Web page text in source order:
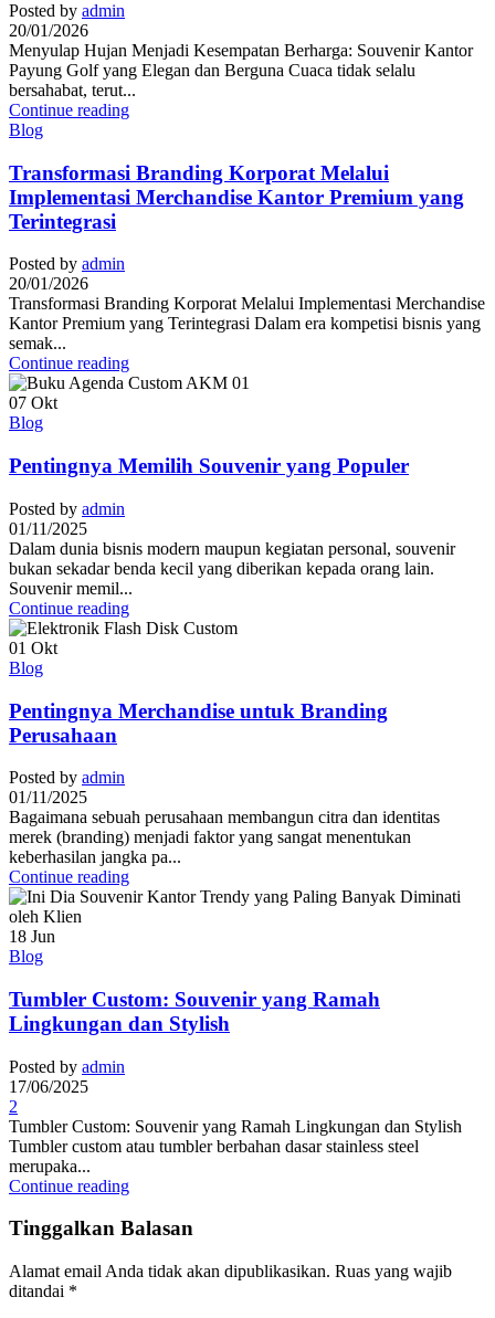
Posted by admin
20/01/2026
Menyulap Hujan Menjadi Kesempatan Berharga: Souvenir Kantor
Payung Golf yang Elegan dan Berguna Cuaca tidak selalu
bersahabat, terut...
Continue reading
Blog
Transformasi Branding Korporat Melalui
Implementasi Merchandise Kantor Premium yang
Terintegrasi
Posted by admin
20/01/2026
Transformasi Branding Korporat Melalui Implementasi Merchandise
Kantor Premium yang Terintegrasi Dalam era kompetisi bisnis yang
semak...
Continue reading
07 Okt
Blog
Pentingnya Memilih Souvenir yang Populer
Posted by admin
01/11/2025
Dalam dunia bisnis modern maupun kegiatan personal, souvenir
bukan sekadar benda kecil yang diberikan kepada orang lain.
Souvenir memil...
Continue reading
01 Okt
Blog
Pentingnya Merchandise untuk Branding
Perusahaan
Posted by admin
01/11/2025
Bagaimana sebuah perusahaan membangun citra dan identitas
merek (branding) menjadi faktor yang sangat menentukan
keberhasilan jangka pa...
Continue reading
18 Jun
Blog
Tumbler Custom: Souvenir yang Ramah
Lingkungan dan Stylish
Posted by admin
17/06/2025
2
Tumbler Custom: Souvenir yang Ramah Lingkungan dan Stylish
Tumbler custom atau tumbler berbahan dasar stainless steel
merupaka...
Continue reading
Tinggalkan Balasan
Alamat email Anda tidak akan dipublikasikan. Ruas yang wajib
ditandai *